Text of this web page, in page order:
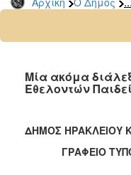
2026
2024
2022
2020
2019
Μία ακόμα
Εθελοντών
ΔΗΜΟΣ ΗΡΑΚΛΕΙΟΥ
ΓΡΑΦΕΙΟ